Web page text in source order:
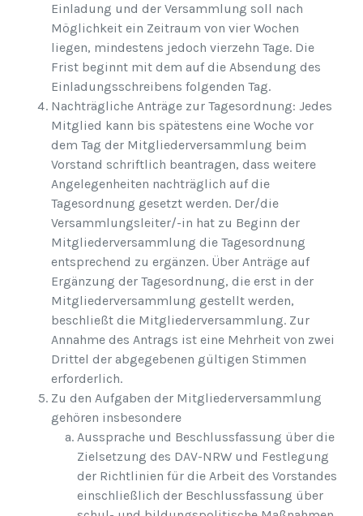
Einladung und der Versammlung soll nach
Möglichkeit ein Zeitraum von vier Wochen
liegen, mindestens jedoch vierzehn Tage. Die
Frist beginnt mit dem auf die Absendung des
Einladungsschreibens folgenden Tag.
Nachträgliche Anträge zur Tagesordnung: Jedes
Mitglied kann bis spätestens eine Woche vor
dem Tag der Mitgliederversammlung beim
Vorstand schriftlich beantragen, dass weitere
Angelegenheiten nachträglich auf die
Tagesordnung gesetzt werden. Der/die
Versammlungsleiter/-in hat zu Beginn der
Mitgliederversammlung die Tagesordnung
entsprechend zu ergänzen. Über Anträge auf
Ergänzung der Tagesordnung, die erst in der
Mitgliederversammlung gestellt werden,
beschließt die Mitgliederversammlung. Zur
Annahme des Antrags ist eine Mehrheit von zwei
Drittel der abgegebenen gültigen Stimmen
erforderlich.
Zu den Aufgaben der Mitgliederversammlung
gehören insbesondere
Aussprache und Beschlussfassung über die
Zielsetzung des DAV-NRW und Festlegung
der Richtlinien für die Arbeit des Vorstandes
einschließlich der Beschlussfassung über